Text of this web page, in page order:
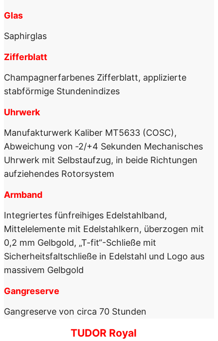
Glas
Saphirglas
Zifferblatt
Champagnerfarbenes Zifferblatt, applizierte
stabförmige Stundenindizes
Uhrwerk
Manufakturwerk Kaliber MT5633 (COSC),
Abweichung von ‑2/+4 Sekunden Mechanisches
Uhrwerk mit Selbstaufzug, in beide Richtungen
aufziehendes Rotorsystem
Armband
Integriertes fünf­reihiges Edelstahl­band,
Mittelelemente mit Edelstahlkern, überzogen mit
0,2 mm Gelbgold, „T-fit“-Schließe mit
Sicherheitsfaltschließe in Edelstahl und Logo aus
massivem Gelbgold
Gangreserve
Gangreserve von circa 70 Stunden
TUDOR Royal